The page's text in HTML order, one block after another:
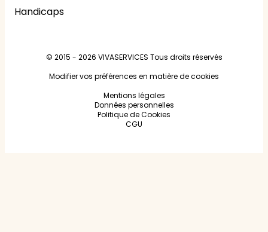
Handicaps
© 2015 - 2026 VIVASERVICES Tous droits réservés
Modifier vos préférences en matière de cookies
Mentions légales
Données personnelles
Politique de Cookies
CGU